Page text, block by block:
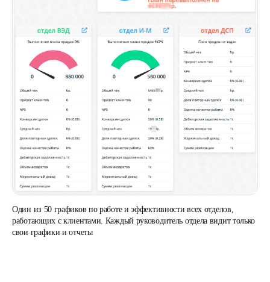
Один из 50 графиков по работе и эффективности всех отделов,
работающих с клиентами. Каждый руководитель отдела видит только
свои графики и отчеты